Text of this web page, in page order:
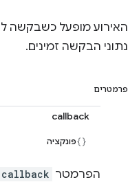
האירוע מופעל כשבקשה
נתוני הבקשה זמינים.
פרמטרים
callback
פונקציה
הפרמטר callback